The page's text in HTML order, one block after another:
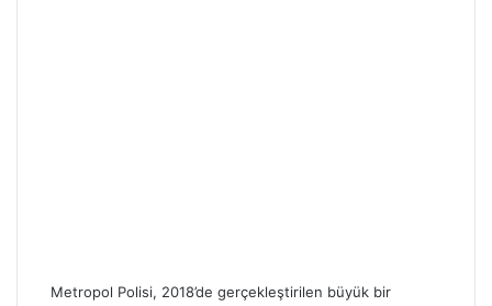
Metropol Polisi, 2018’de gerçekleştirilen büyük bir